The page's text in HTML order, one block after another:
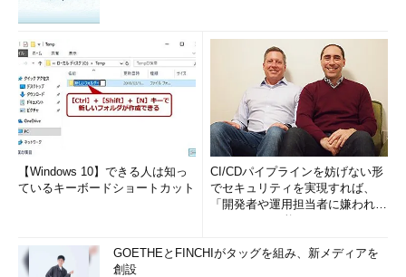
【Windows 10】できる人は知っ
ているキーボードショートカット
CI/CDパイプラインを妨げない形
でセキュリティを実現すれば、
「開発者や運用担当者に嫌われな
GOETHEとFINCHIがタッグを組み、新メディアを
創設